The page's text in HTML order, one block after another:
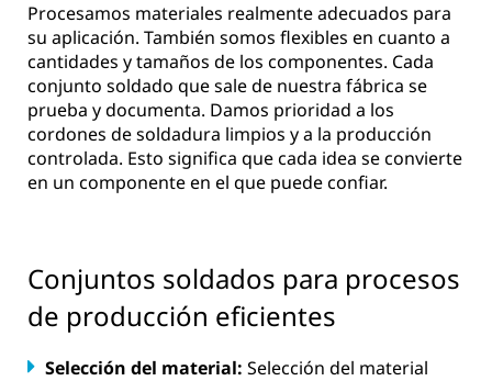
Procesamos materiales realmente adecuados para
su aplicación. También somos flexibles en cuanto a
cantidades y tamaños de los componentes. Cada
conjunto soldado que sale de nuestra fábrica se
prueba y documenta. Damos prioridad a los
cordones de soldadura limpios y a la producción
controlada. Esto significa que cada idea se convierte
en un componente en el que puede confiar.
Conjuntos soldados para procesos
de producción eficientes
Selección del material: Selección del material